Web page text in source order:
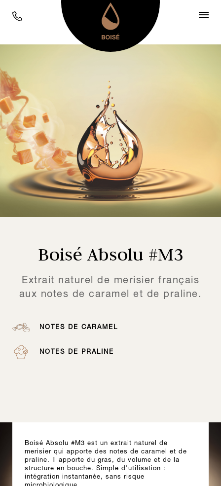
Boisé Absolu #M3
Extrait naturel de merisier français
aux notes de caramel et de praline.
NOTES DE CARAMEL
NOTES DE PRALINE
Boisé Absolu #M3 est un extrait naturel de
merisier qui apporte des notes de caramel et de
praline. Il apporte du gras, du volume et de la
structure en bouche. Simple d'utilisation :
intégration instantanée, sans risque